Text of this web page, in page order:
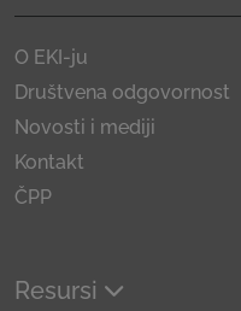
O EKI-ju
Društvena odgovornost
Novosti i mediji
Kontakt
ČPP
Resursi